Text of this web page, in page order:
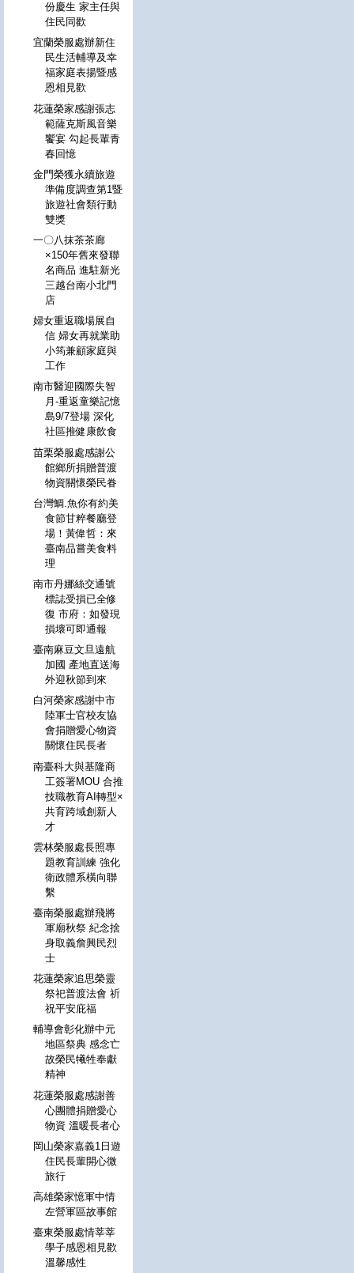
份慶生 家主任與
住民同歡
宜蘭榮服處辦新住
民生活輔導及幸
福家庭表揚暨感
恩相見歡
花蓮榮家感謝張志
範薩克斯風音樂
饗宴 勾起長輩青
春回憶
金門榮獲永續旅遊
準備度調查第1暨
旅遊社會類行動
雙獎
一〇八抹茶茶廊
×150年舊來發聯
名商品 進駐新光
三越台南小北門
店
婦女重返職場展自
信 婦女再就業助
小筠兼顧家庭與
工作
南市醫迎國際失智
月-重返童樂記憶
島9/7登場 深化
社區推健康飲食
苗栗榮服處感謝公
館鄉所捐贈普渡
物資關懷榮民眷
台灣鯛.魚你有約美
食節甘粹餐廳登
場！黃偉哲：來
臺南品嘗美食料
理
南市丹娜絲交通號
標誌受損已全修
復 市府：如發現
損壞可即通報
臺南麻豆文旦遠航
加國 產地直送海
外迎秋節到來
白河榮家感謝中市
陸軍士官校友協
會捐贈愛心物資
關懷住民長者
南臺科大與基隆商
工簽署MOU 合推
技職教育AI轉型×
共育跨域創新人
才
雲林榮服處長照專
題教育訓練 強化
衛政體系橫向聯
繫
臺南榮服處辦飛將
軍廟秋祭 紀念捨
身取義詹興民烈
士
花蓮榮家追思榮靈
祭祀普渡法會 祈
祝平安庇福
輔導會彰化辦中元
地區祭典 感念亡
故榮民犧牲奉獻
精神
花蓮榮服處感謝善
心團體捐贈愛心
物資 溫暖長者心
岡山榮家嘉義1日遊
住民長輩開心微
旅行
高雄榮家憶軍中情
左營軍區故事館
臺東榮服處情莘莘
學子感恩相見歡
溫馨感性